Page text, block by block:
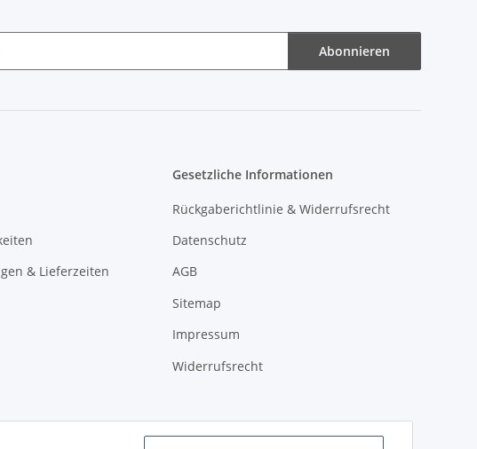
Abonnieren
& Lieferzeiten
Gesetzliche Informationen
Rückgaberichtlinie & Widerrufsrecht
Datenschutz
AGB
Sitemap
Impressum
Widerrufsrecht